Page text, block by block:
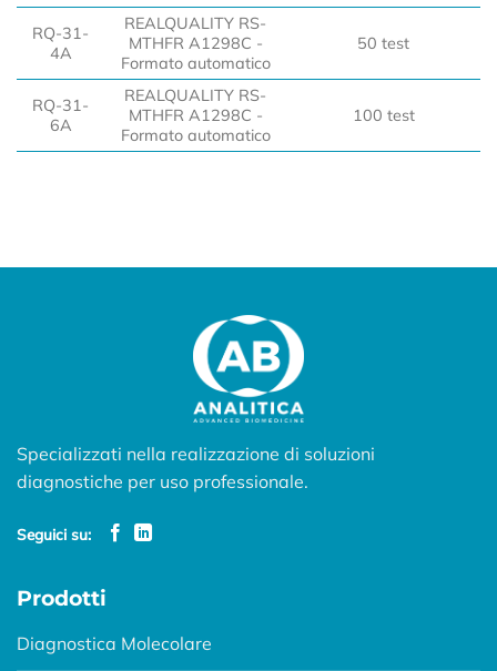
RQ-31-
4A
REALQUALITY RS-
MTHFR A1298C -
Formato automatico
50 test
RQ-31-
6A
REALQUALITY RS-
MTHFR A1298C -
Formato automatico
100 test
Specializzati nella realizzazione di soluzioni
diagnostiche per uso professionale.
Seguici su:
Prodotti
Diagnostica Molecolare